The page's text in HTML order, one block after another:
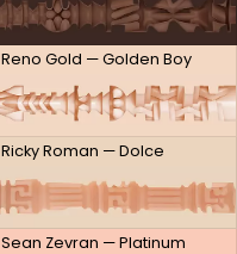
Reno Gold — Golden Boy
Ricky Roman — Dolce
Sean Zevran — Platinum